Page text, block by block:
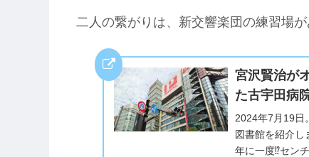
二人の繋がりは、新交響楽団の練習場
宮沢賢治が
た古宇田病
2024年7月19日
図書館を紹介し
年に一度⁉︎セン